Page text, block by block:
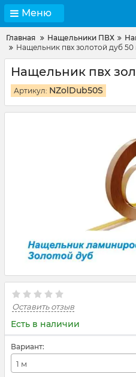
Меню
Главная Нащельники ПВХ
Нащельник пвх золотой дуб
Нащельник пвх
Артикул: NZolDub50S
Оставить отзыв
Есть в наличии
Вариант:
1 м